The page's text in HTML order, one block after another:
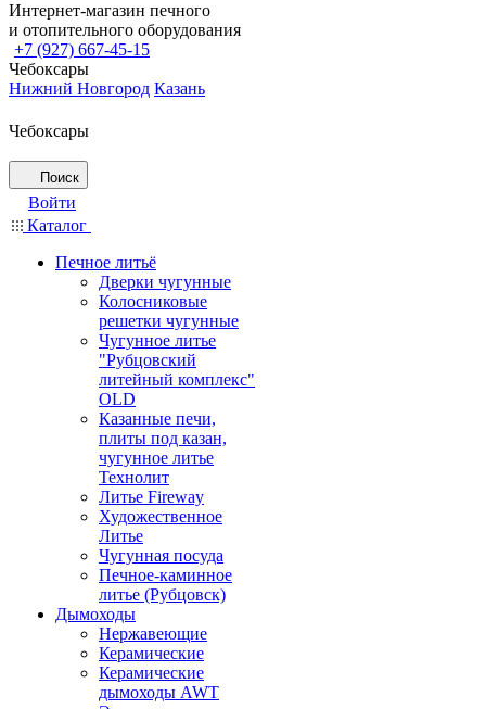
Интернет-магазин печного
и отопительного оборудования
+7 (927) 667-45-15
Чебоксары
Нижний Новгород Казань
Чебоксары
Поиск
Войти
Каталог
Печное литьё
Дверки чугунные
Колосниковые
решетки чугунные
Чугунное литье
"Рубцовский
литейный комплекс"
OLD
Казанные печи,
плиты под казан,
чугунное литье
Технолит
Литье Fireway
Художественное
Литье
Чугунная посуда
Печное-каминное
литье (Рубцовск)
Дымоходы
Нержавеющие
Керамические
Керамические
дымоходы AWT